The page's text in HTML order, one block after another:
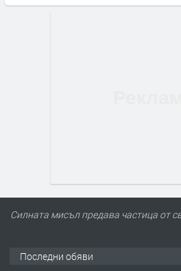
Силната мисъл предава частица от
Последни обяви